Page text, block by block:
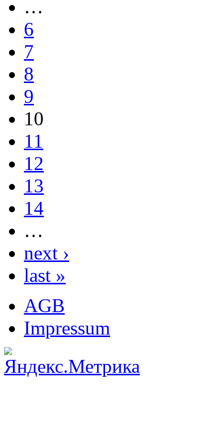
…
6
7
8
9
10
11
12
13
14
…
next ›
last »
AGB
Impressum